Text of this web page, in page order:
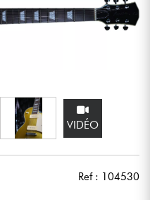
VIDÉO
Ref : 104530